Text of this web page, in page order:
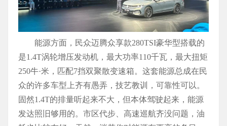
能源方面，民众迈腾众享款280TSI豪华型搭载的
是1.4T涡轮增压发动机，最大功率110千瓦，最大扭矩
250牛·米，匹配7挡双聚散变速箱。这套能源总成在民
众的许多车型上齐有愚弄，技艺教训，可靠性可以。
固然1.4T的排量听起来不大，但本体驾驶起来，能源
发达照旧够用的。市区代步、高速巡航齐没问题，油